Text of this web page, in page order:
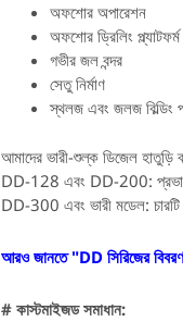
অফশোর অপারেশন
অফশোর ড্রিলিং প্ল্যাটফর্ম
গভীর জল বন্দর
সেতু নির্মাণ
স্থলজ এবং জলজ বিল্ডিং
আমাদের ভারী-শুল্ক ডিজেল
DD-128 এবং DD-200:
DD-300 এবং ভারী মডেল: চারটি
আরও জানতে "DD সিরিজের
# কাস্টমাইজড সমাধান: